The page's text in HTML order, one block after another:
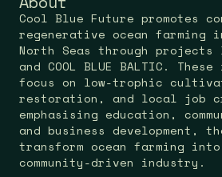
Cool Blue Future promotes
regenerative ocean farming
North Seas through projects
and COOL BLUE BALTIC.
focus on low-trophic
restoration, and local job
emphasising education,
and business development,
transform ocean farming
community-driven industry.